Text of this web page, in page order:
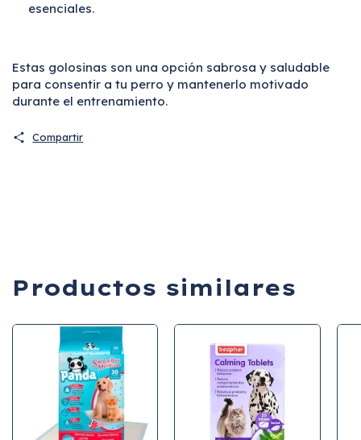
esenciales.
Estas golosinas son una opción sabrosa y saludable
para consentir a tu perro y mantenerlo motivado
durante el entrenamiento.
Compartir
Productos similares